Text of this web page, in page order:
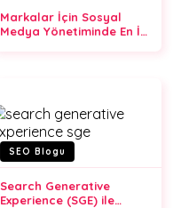
Markalar İçin Sosyal
Medya Yönetiminde En İyi
SEO Blogu
Search Generative
Experience (SGE) ile